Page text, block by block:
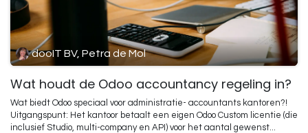
dooIT BV, Petra de Mol
Wat houdt de Odoo accountancy regeling in?
Wat biedt Odoo speciaal voor administratie- accountants kantoren?!
Uitgangspunt: Het kantoor betaalt een eigen Odoo Custom licentie (die
inclusief Studio, multi-company en API) voor het aantal gewenst...